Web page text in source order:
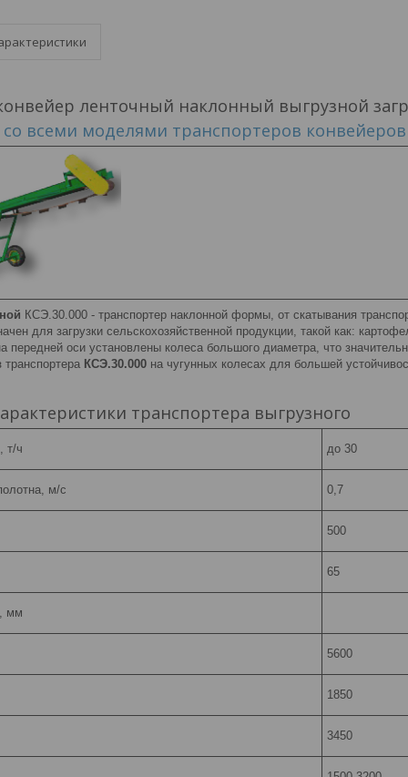
ленточный наклонный выгрузной
со всеми моделями транспортеров
КСЭ.30.000 - транспортер наклонной формы, от скатывания
для загрузки сельскохозяйственной продукции, такой как:
передней оси установлены колеса большого диаметра, что
КСЭ.30.000 на чугунных колесах для большей
транспортера выгрузного
т/ч до 30
м/с 0,7
500
65
мм
5600
1850
3450